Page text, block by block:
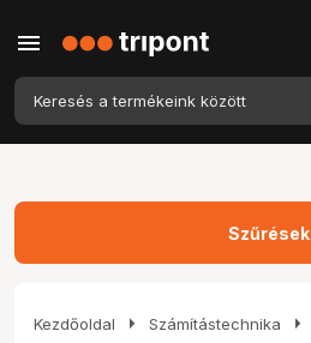
menu
Kezdőoldal arrow_right Számítástechnika arrow_right
Szűrések